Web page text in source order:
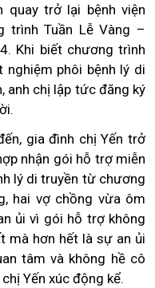
quay trở lại bệnh viện
trình Tuần Lễ Vàng –
Khi biết chương trình
phôi bệnh lý di
anh chị lập tức đăng ký
gia đình chị Yến trở
nhận gói hỗ trợ miễn
lý di truyền từ chương
hai vợ chồng vừa ôm
ủi vì gói hỗ trợ không
mà hơn hết là sự an ủi
tâm và không hề cô
Yến xúc động kể.